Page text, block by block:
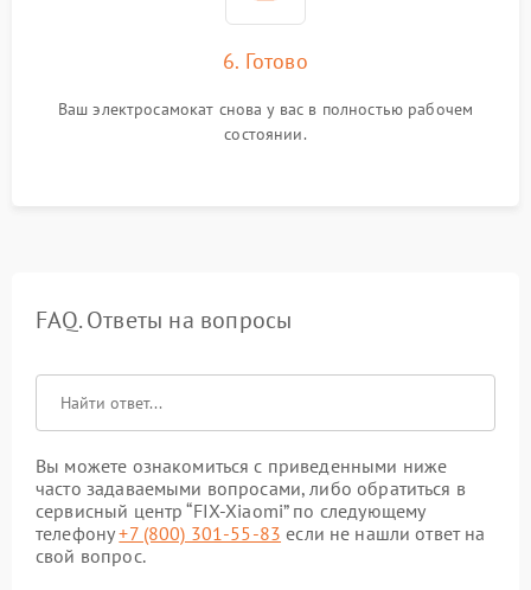
6. Готово
Ваш электросамокат снова у вас в полностью рабочем
состоянии.
FAQ. Ответы на вопросы
Вы можете ознакомиться с приведенными ниже
часто задаваемыми вопросами, либо обратиться в
сервисный центр “FIX-Xiaomi” по следующему
телефону+7 (800) 301-55-83 если не нашли ответ на
свой вопрос.